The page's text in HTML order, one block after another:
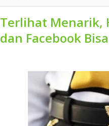
Terlihat Menarik,
dan Facebook